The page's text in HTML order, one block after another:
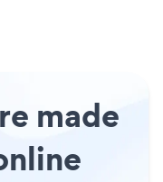
made